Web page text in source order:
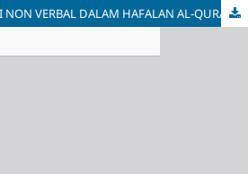
KAEDAH KOMUNIKASI NON VERBAL DALAM HAFALAN AL-QURAN DI PRA SEKOLAH